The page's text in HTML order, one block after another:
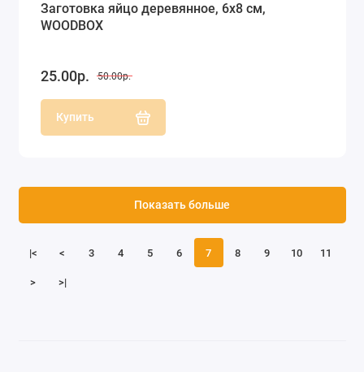
Заготовка яйцо деревянное, 6х8 см,
WOODBOX
25.00р. 50.00р.
Купить
|< < 3 4 5 6 7 8 9 10 11
> >|
Показать больше